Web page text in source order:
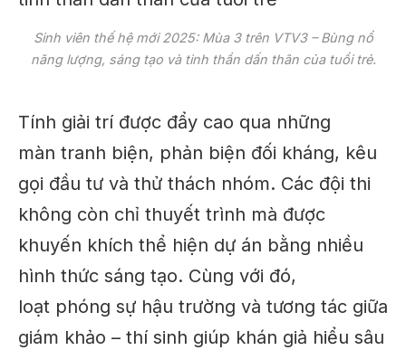
Sinh viên thế hệ mới 2025: Mùa 3 trên VTV3 – Bùng nổ
năng lượng, sáng tạo và tinh thần dấn thân của tuổi trẻ.
Tính giải trí được đẩy cao qua những
màn tranh biện, phản biện đối kháng, kêu
gọi đầu tư và thử thách nhóm. Các đội thi
không còn chỉ thuyết trình mà được
khuyến khích thể hiện dự án bằng nhiều
hình thức sáng tạo. Cùng với đó,
loạt phóng sự hậu trường và tương tác giữa
giám khảo – thí sinh giúp khán giả hiểu sâu